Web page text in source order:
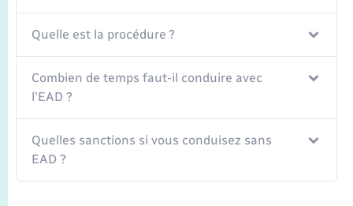
Quelle est la procédure ?
Combien de temps faut-il conduire avec
l'EAD ?
Quelles sanctions si vous conduisez sans
EAD ?